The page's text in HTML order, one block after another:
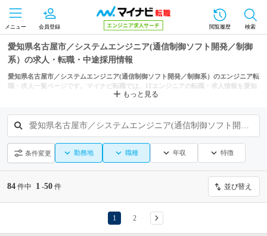
メニュー 会員登録 閲覧履歴 検索
愛知県名古屋市／システムエンジニア(通信制御ソフト開発／制御
系）の求人・転職・中途採用情報
愛知県名古屋市／システムエンジニア(通信制御ソフト開発／制御系）のエンジニア転
職・求人一覧ページです。マイナビ転職では、ITエンジニアの転職・求人情報を愛知
もっと見る
愛知県名古屋市／システムエンジニア(通信制御ソフト開発／制御系）
条件変更 勤務地 職種 年収 特徴
84 件中 1 -50 件 並び替え
1 2